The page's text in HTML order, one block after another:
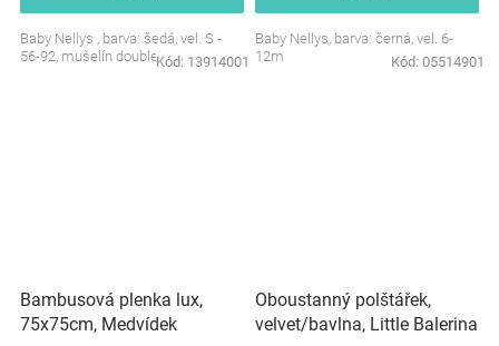
Baby Nellys , barva: šedá, vel. S -
56-92, mušelín doubleKód: 13914001
Baby Nellys, barva: černá, vel. 6-
12m
Kód: 05514901
Bambusová plenka lux,
75x75cm, Medvídek
Oboustanný polštářek,
velvet/bavlna, Little Balerina